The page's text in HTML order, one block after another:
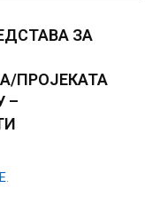
ЗА
ПРОЈЕКАТА
–